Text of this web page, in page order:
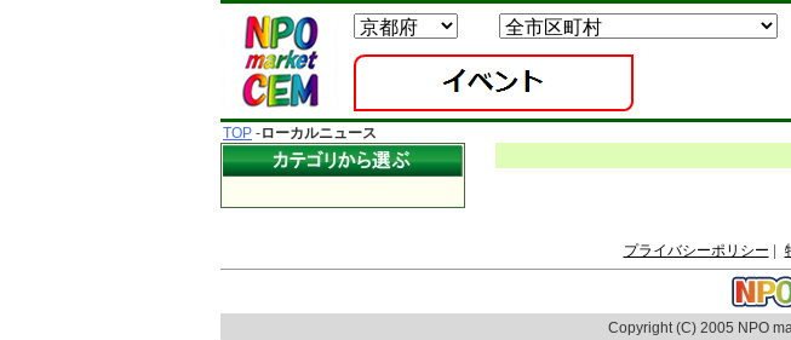
TOP -ローカルニュース
プライバシーポリシー
Copyright (C) 2005 NPO